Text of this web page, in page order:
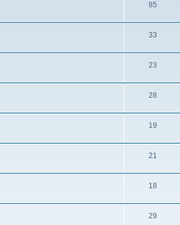
85
33
23
28
19
21
18
29